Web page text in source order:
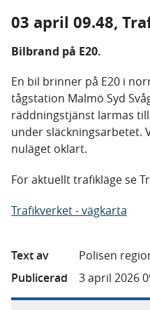
03 april 09.48,
Bilbrand på E20.
En bil brinner på E20 i
tågstation Malmö Syd
räddningstjänst larmas
under släckningsarbetet.
nuläget oklart.
För aktuellt trafikläge se
Trafikverket - vägkarta
Text av
Polisen
Publicerad
3 april 2026